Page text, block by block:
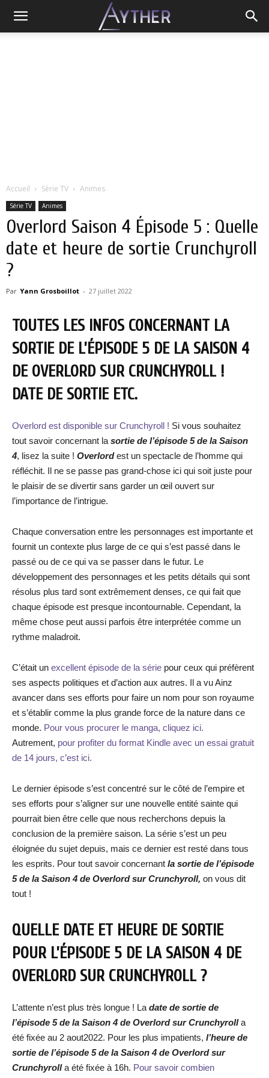
Accueil Série TV Animes
Série TV Animes
Overlord Saison 4 Épisode 5 : Quelle
date et heure de sortie Crunchyroll
?
Par Yann Grosboillot - 27 juillet 2022
TOUTES LES INFOS CONCERNANT LA
SORTIE DE L’ÉPISODE 5 DE LA SAISON 4
DE OVERLORD SUR CRUNCHYROLL !
DATE DE SORTIE ETC.
Overlord est disponible sur Crunchyroll ! Si vous souhaitez
tout savoir concernant la sortie de l’épisode 5 de la Saison
4, lisez la suite ! Overlordest un spectacle de l’homme qui
réfléchit. Il ne se passe pas grand-chose ici qui soit juste pour
le plaisir de se divertir sans garder un œil ouvert sur
l’importance de l’intrigue.
Chaque conversation entre les personnages est importante et
fournit un contexte plus large de ce qui s’est passé dans le
passé ou de ce qui va se passer dans le futur. Le
développement des personnages et les petits détails qui sont
résolus plus tard sont extrêmement denses, ce qui fait que
chaque épisode est presque incontournable. Cependant, la
même chose peut aussi parfois être interprétée comme un
rythme maladroit.
C’était un excellent épisode de la série pour ceux qui préfèrent
ses aspects politiques et d’action aux autres. Il a vu Ainz
avancer dans ses efforts pour faire un nom pour son royaume
et s’établir comme la plus grande force de la nature dans ce
monde. Pour vous procurer le manga, cliquez ici.
Autrement, pour profiter du format Kindle avec un essai gratuit
de 14 jours, c’est ici.
Le dernier épisode s’est concentré sur le côté de l’empire et
ses efforts pour s’aligner sur une nouvelle entité sainte qui
pourrait bien être celle que nous recherchons depuis la
conclusion de la première saison. La série s’est un peu
éloignée du sujet depuis, mais ce dernier est resté dans tous
les esprits. Pour tout savoir concernant la sortie de l’épisode
5 de la Saison 4 de Overlord sur Crunchyroll, on vous dit
tout !
QUELLE DATE ET HEURE DE SORTIE
POUR L’ÉPISODE 5 DE LA SAISON 4 DE
OVERLORD SUR CRUNCHYROLL ?
L’attente n’est plus très longue ! La date de sortie de
l’épisode 5 de la Saison 4 de Overlord sur Crunchyrolla
été fixée au 2 aout2022. Pour les plus impatients, l’heure de
sortie de l’épisode 5 de la Saison 4 de Overlord sur
Crunchyrolla été fixée à 16h. Pour savoir combien